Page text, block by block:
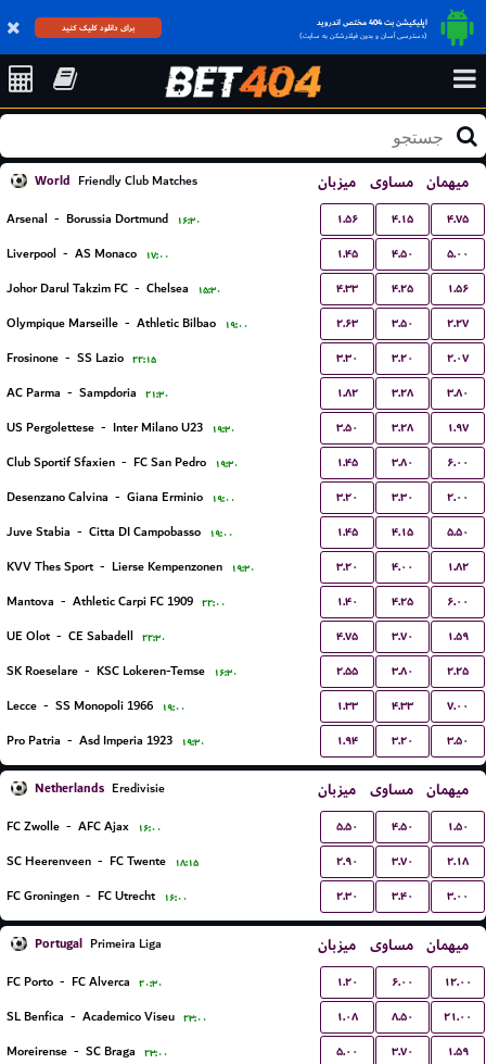
اپلیکیشن بت 404 مختص اندروید
(دسترسی آسان و بدون فیلترشکن به سایت)
برای دانلود کلیک کنید
World Friendly Club Matches میزبان مساوی میهمان
Arsenal - Borussia Dortmund ۱۶:۳۰ ۱.۵۶ ۴.۱۵ ۴.۷۵
Liverpool - AS Monaco ۱۷:۰۰ ۱.۴۵ ۴.۵۰ ۵.۰۰
Johor Darul Takzim FC - Chelsea ۱۵:۳۰ ۴.۳۳ ۴.۲۵ ۱.۵۶
Olympique Marseille - Athletic Bilbao ۱۹:۰۰ ۲.۶۳ ۳.۵۰ ۲.۲۷
Frosinone - SS Lazio ۲۲:۱۵ ۳.۳۰ ۳.۲۰ ۲.۰۷
AC Parma - Sampdoria ۲۱:۳۰ ۱.۸۲ ۳.۲۸ ۳.۸۰
US Pergolettese - Inter Milano U23 ۱۹:۳۰ ۳.۵۰ ۳.۲۸ ۱.۹۷
Club Sportif Sfaxien - FC San Pedro ۱۹:۳۰ ۱.۴۵ ۳.۸۰ ۶.۰۰
Desenzano Calvina - Giana Erminio ۱۹:۰۰ ۳.۲۰ ۳.۳۰ ۲.۰۰
Juve Stabia - Citta DI Campobasso ۱۹:۰۰ ۱.۴۵ ۴.۱۵ ۵.۵۰
KVV Thes Sport - Lierse Kempenzonen ۱۹:۳۰ ۳.۲۰ ۴.۰۰ ۱.۸۲
Mantova - Athletic Carpi FC 1909 ۲۲:۰۰ ۱.۴۰ ۴.۲۵ ۶.۰۰
UE Olot - CE Sabadell ۲۲:۳۰ ۴.۷۵ ۳.۷۰ ۱.۵۹
SK Roeselare - KSC Lokeren-Temse ۱۶:۳۰ ۲.۵۵ ۳.۸۰ ۲.۲۵
Lecce - SS Monopoli 1966 ۱۹:۰۰ ۱.۳۳ ۴.۳۳ ۷.۰۰
Pro Patria - Asd Imperia 1923 ۱۹:۳۰ ۱.۹۴ ۳.۲۰ ۳.۵۰
Netherlands Eredivisie میزبان مساوی میهمان
FC Zwolle - AFC Ajax ۱۶:۰۰ ۵.۵۰ ۴.۵۰ ۱.۵۰
SC Heerenveen - FC Twente ۱۸:۱۵ ۲.۹۰ ۳.۷۰ ۲.۱۸
FC Groningen - FC Utrecht ۱۶:۰۰ ۲.۳۰ ۳.۴۰ ۳.۰۰
Portugal Primeira Liga میزبان مساوی میهمان
FC Porto - FC Alverca ۲۰:۳۰ ۱.۲۰ ۶.۰۰ ۱۲.۰۰
SL Benfica - Academico Viseu ۲۳:۰۰ ۱.۰۸ ۸.۵۰ ۲۱.۰۰
Moreirense - SC Braga ۲۳:۰۰ ۵.۰۰ ۳.۷۰ ۱.۵۹